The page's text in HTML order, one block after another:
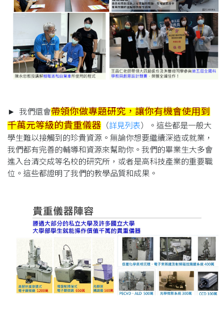
► 我們還會帶領你做專題研究，讓你有機會使用到
千萬元等級的貴重儀器 （詳見列表）。這些都是一般大
學生難以接觸到的珍貴資源。無論你想要繼續深造或就業，
我們都有完善的輔導和資源來幫助你。我們的畢業生大多會
進入台清交成等名校的研究所，或者是高科技產業的重要職
位。這些都證明了我們的教學品質和成果。